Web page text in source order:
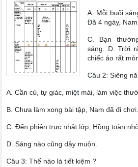
A. Mỗi buổi
Đã 4 ngày,
C. Bạn
sáng. D. Trời
chiếc áo rất
Câu 2: Siêng
A. Cần cù, tự giác, miệt mài, làm việc
B. Chưa làm xong bài tập, Nam đã đi chơi.
C. Đến phiên trực nhật lớp, Hồng toàn
D. Sáng nào cũng dậy muộn.
Câu 3: Thế nào là tiết kiệm ?